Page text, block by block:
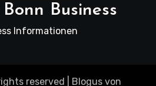
Business
Informationen
reserved Blogus von